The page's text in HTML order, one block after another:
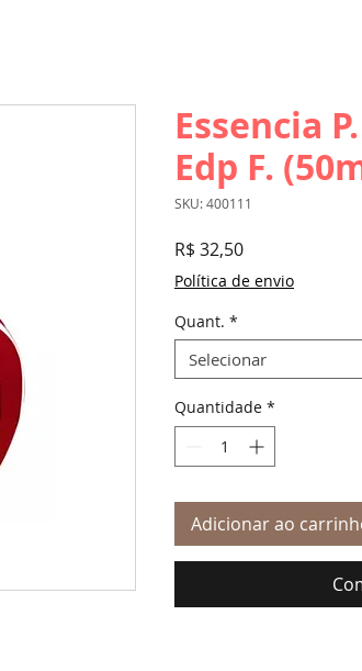
Essencia
Edp F.
SKU: 400111
R$ 32,50Preço
Política de envio
Quant. *
Selecionar
Quantidade *
Adicionar ao